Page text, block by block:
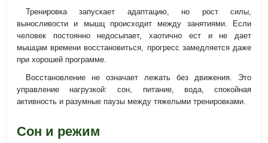
Тренировка запускает адаптацию, но рост силы,
выносливости и мышц происходит между занятиями. Если
человек постоянно недосыпает, хаотично ест и не дает
мышцам времени восстановиться, прогресс замедляется даже
при хорошей программе.
Восстановление не означает лежать без движения. Это
управление нагрузкой: сон, питание, вода, спокойная
активность и разумные паузы между тяжелыми тренировками.
Сон и режим